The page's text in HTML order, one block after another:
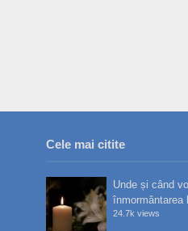
Cele mai citite
Unde și când
înmormântarea
24.7k views